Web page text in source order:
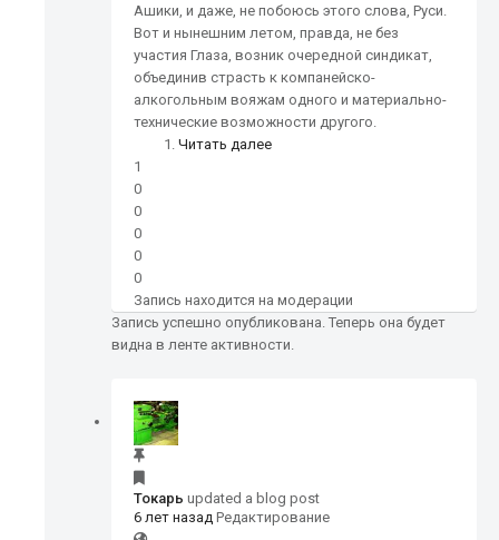
Ашики, и даже, не побоюсь этого слова, Руси.
Вот и нынешним летом, правда, не без
участия Глаза, возник очередной синдикат,
объединив страсть к компанейско-
алкогольным вояжам одного и материально-
технические возможности другого.
Читать далее
1
0
0
0
0
0
Запись находится на модерации
Запись успешно опубликована. Теперь она будет
видна в ленте активности.
Токарь updated a blog post
6 лет назад Редактирование